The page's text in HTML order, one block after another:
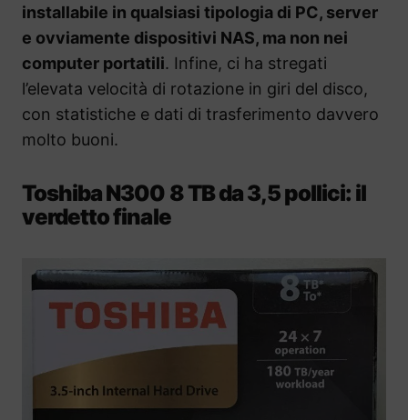
installabile in qualsiasi tipologia di PC, server
e ovviamente dispositivi NAS, ma non nei
computer portatili. Infine, ci ha stregati
l’elevata velocità di rotazione in giri del disco,
con statistiche e dati di trasferimento davvero
molto buoni.
Toshiba N300 8 TB da 3,5 pollici: il
verdetto finale